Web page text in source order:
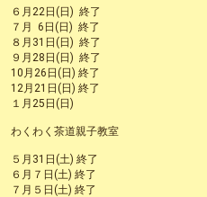
６月22日(日) 終了
７月 6日(日) 終了
８月31日(日) 終了
９月28日(日) 終了
10月26日(日) 終了
12月21日(日) 終了
１月25日(日)
わくわく茶道親子教室
５月31日(土) 終了
６月７日(土) 終了
７月５日(土) 終了